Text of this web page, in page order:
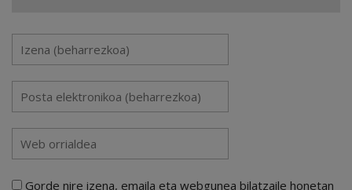
Gorde nire izena, emaila eta webgunea bilatzaile honetan